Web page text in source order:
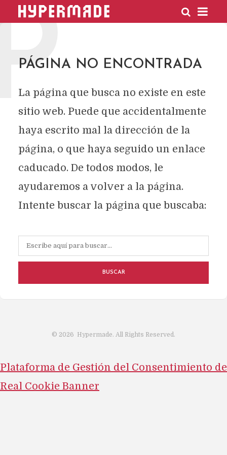
HYPERMADE
PÁGINA NO ENCONTRADA
La página que busca no existe en este
sitio web. Puede que accidentalmente
haya escrito mal la dirección de la
página, o que haya seguido un enlace
caducado. De todos modos, le
ayudaremos a volver a la página.
Intente buscar la página que buscaba:
BUSCAR
© 2026 Hypermade. All Rights Reserved.
Plataforma de Gestión del Consentimiento de
Real Cookie Banner